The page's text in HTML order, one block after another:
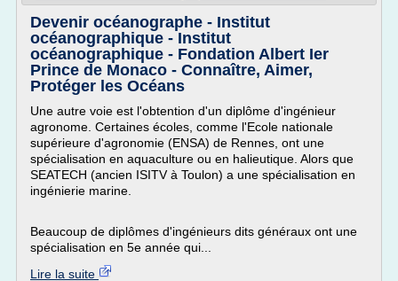
Devenir océanographe - Institut
océanographique - Institut
océanographique - Fondation Albert Ier
Prince de Monaco - Connaître, Aimer,
Protéger les Océans
Une autre voie est l'obtention d'un diplôme d'ingénieur
agronome. Certaines écoles, comme l'Ecole nationale
supérieure d'agronomie (ENSA) de Rennes, ont une
spécialisation en aquaculture ou en halieutique. Alors que
SEATECH (ancien ISITV à Toulon) a une spécialisation en
ingénierie marine.
Beaucoup de diplômes d'ingénieurs dits généraux ont une
spécialisation en 5e année qui...
Lire la suite